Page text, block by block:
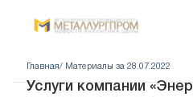
Главная/ Материалы за 28.07.2022
Услуги компании